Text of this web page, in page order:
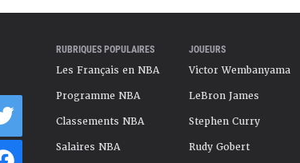
RUBRIQUES POPULAIRES
Les Français en NBA
Programme NBA
Classements NBA
Salaires NBA
JOUEURS
Victor Wembanyama
LeBron James
Stephen Curry
Rudy Gobert